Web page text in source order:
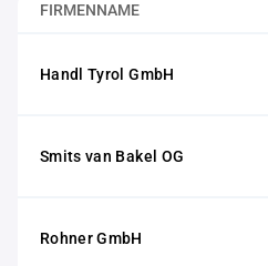
FIRMENNAME
Handl Tyrol GmbH
Smits van Bakel OG
Rohner GmbH